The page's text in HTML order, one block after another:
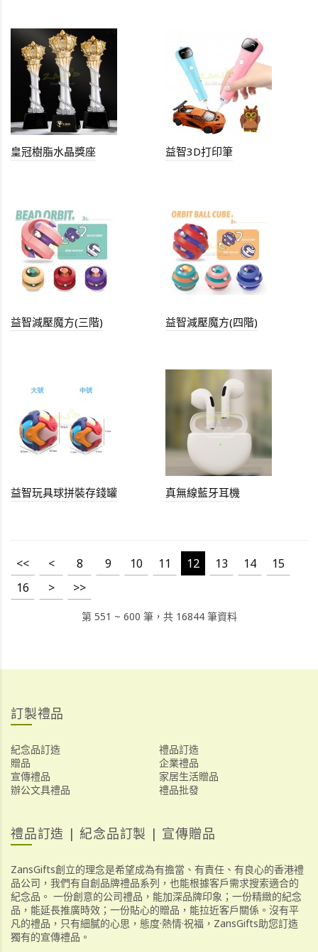
皇冠樹脂水晶獎座 益智3D打印筆
益智減壓魔方(三階) 益智減壓魔方(四階)
益智玩具球拼裝存錢罐 真無線藍牙耳機
<< < 8 9 10 11 12 13 14
15
16
> >>
第 551 ~ 600 筆，共 16844 筆資料
訂製禮品
紀念品訂造
禮品訂造
贈品
企業禮品
宣傳禮品
家居生活贈品
辦公文具禮品
禮品批發
禮品訂造 | 紀念品訂製 | 宣傳贈品
ZansGifts創立的理念是希望成為有擔當、有責任、有良心的香港禮
品公司，我們有自創品牌禮品系列，也能根據客戶需求搜索適合的
紀念品。 一份創意的公司禮品，能加深品牌印象；一份精緻的紀念
品，能延長推廣時效；一份貼心的贈品，能拉近客戶關係。沒有平
凡的禮品，只有細膩的心思，態度·熱情·祝福，ZansGifts助您訂造
獨有的宣傳禮品。